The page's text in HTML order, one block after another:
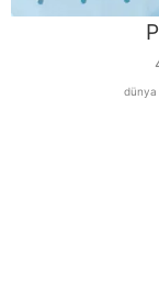
dünya